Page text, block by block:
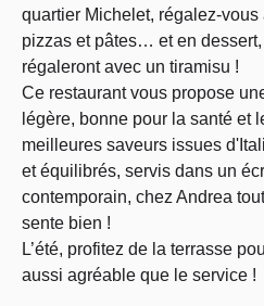
quartier Michelet, régalez-
pizzas et pâtes… et en
régaleront avec un tiramisu !
Ce restaurant vous propose
légère, bonne pour la santé et
meilleures saveurs issues
et équilibrés, servis dans un
contemporain, chez Andrea
sente bien !
L’été, profitez de la terrasse
aussi agréable que le service !